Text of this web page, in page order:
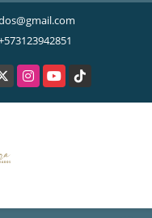
InstagramYouTubeTikTok